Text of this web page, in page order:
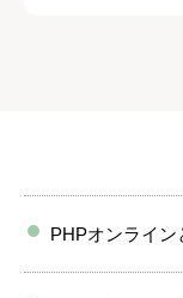
PHPオンライン